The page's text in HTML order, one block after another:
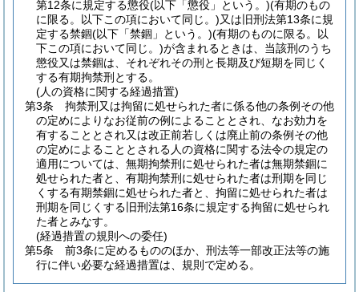
第12条に規定する懲役(以下「懲役」という。)(有期のもの
に限る。以下この項において同じ。)又は旧刑法第13条に規
定する禁錮(以下「禁錮」という。)(有期のものに限る。以
下この項において同じ。)が含まれるときは、当該刑のうち
懲役又は禁錮は、それぞれその刑と長期及び短期を同じく
する有期拘禁刑とする。
(人の資格に関する経過措置)
第3条
拘禁刑又は拘留に処せられた者に係る他の条例その他
の定めによりなお従前の例によることとされ、なお効力を
有することとされ又は改正前若しくは廃止前の条例その他
の定めによることとされる人の資格に関する法令の規定の
適用については、無期拘禁刑に処せられた者は無期禁錮に
処せられた者と、有期拘禁刑に処せられた者は刑期を同じ
くする有期禁錮に処せられた者と、拘留に処せられた者は
刑期を同じくする旧刑法第16条に規定する拘留に処せられ
た者とみなす。
(経過措置の規則への委任)
第5条
前3条に定めるもののほか、刑法等一部改正法等の施
行に伴い必要な経過措置は、規則で定める。